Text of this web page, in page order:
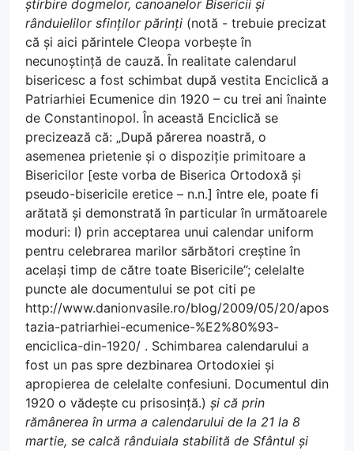
știrbire dogmelor, canoanelor Bisericii și
rânduielilor sfinților părinți (notă - trebuie precizat
că și aici părintele Cleopa vorbește în
necunoștință de cauză. În realitate calendarul
bisericesc a fost schimbat după vestita Enciclică a
Patriarhiei Ecumenice din 1920 – cu trei ani înainte
de Constantinopol. În această Enciclică se
precizează că: „După părerea noastră, o
asemenea prietenie și o dispoziție primitoare a
Bisericilor [este vorba de Biserica Ortodoxă și
pseudo-bisericile eretice – n.n.] între ele, poate fi
arătată și demonstrată în particular în următoarele
moduri: I) prin acceptarea unui calendar uniform
pentru celebrarea marilor sărbători creștine în
același timp de către toate Bisericile”; celelalte
puncte ale documentului se pot citi pe
http://www.danionvasile.ro/blog/2009/05/20/apos
tazia-patriarhiei-ecumenice-%E2%80%93-
enciclica-din-1920/ . Schimbarea calendarului a
fost un pas spre dezbinarea Ortodoxiei și
apropierea de celelalte confesiuni. Documentul din
1920 o vădește cu prisosință.) și că prin
rămânerea în urma a calendarului de la 21 la 8
martie, se calcă rânduiala stabilită de Sfântul și